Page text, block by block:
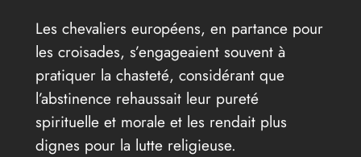
Les chevaliers européens, en partance pour
les croisades, s’engageaient souvent à
pratiquer la chasteté, considérant que
l’abstinence rehaussait leur pureté
spirituelle et morale et les rendait plus
dignes pour la lutte religieuse.